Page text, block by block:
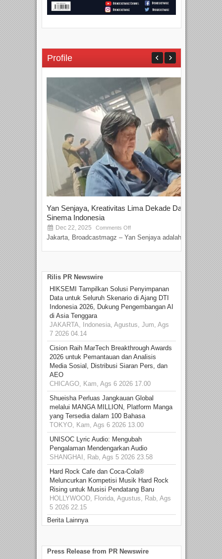
Profile
Yan Senjaya, Kreativitas Lima Dekade Dalam
Sinema Indonesia
Dec 22, 2025 Comments Off
Jakarta, Broadcastmagz – Yan Senjaya adalah...
Rilis PR Newswire
HIKSEMI Tampilkan Solusi Penyimpanan
Data untuk Seluruh Skenario di Ajang DTI
Indonesia 2026, Dukung Pengembangan AI
di Asia Tenggara
JAKARTA, Indonesia, Agustus, Jum, Ags
7 2026 04.14
Cision Raih MarTech Breakthrough Awards
2026 untuk Pemantauan dan Analisis
Media Sosial, Distribusi Siaran Pers, dan
AEO
CHICAGO, Kam, Ags 6 2026 17.00
Shueisha Perluas Jangkauan Global
melalui MANGA MILLION, Platform Manga
yang Tersedia dalam 100 Bahasa
TOKYO, Kam, Ags 6 2026 13.00
UNISOC Lyric Audio: Mengubah
Pengalaman Mendengarkan Audio
SHANGHAI, Rab, Ags 5 2026 23.58
Hard Rock Cafe dan Coca-Cola®
Meluncurkan Kompetisi Musik Hard Rock
Rising untuk Musisi Pendatang Baru
HOLLYWOOD, Florida, Agustus, Rab, Ags
5 2026 22.15
Berita Lainnya
Press Release from PR Newswire